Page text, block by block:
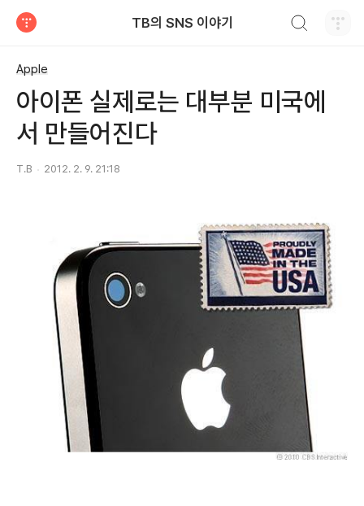
TB의 SNS 이야기
Apple
아이폰 실제로는 대부분 미국에
서 만들어진다
T.B 2012. 2. 9. 21:18